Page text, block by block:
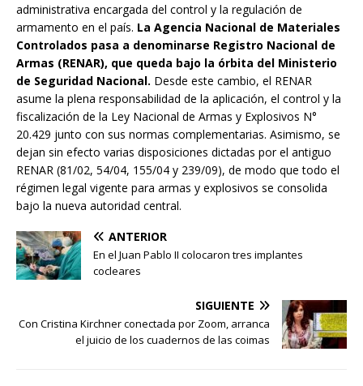
administrativa encargada del control y la regulación de
armamento en el país. La Agencia Nacional de Materiales
Controlados pasa a denominarse Registro Nacional de
Armas (RENAR), que queda bajo la órbita del Ministerio
de Seguridad Nacional. Desde este cambio, el RENAR
asume la plena responsabilidad de la aplicación, el control y la
fiscalización de la Ley Nacional de Armas y Explosivos N°
20.429 junto con sus normas complementarias. Asimismo, se
dejan sin efecto varias disposiciones dictadas por el antiguo
RENAR (81/02, 54/04, 155/04 y 239/09), de modo que todo el
régimen legal vigente para armas y explosivos se consolida
bajo la nueva autoridad central.
ANTERIOR
En el Juan Pablo II colocaron tres implantes
cocleares
SIGUIENTE
Con Cristina Kirchner conectada por Zoom, arranca
el juicio de los cuadernos de las coimas